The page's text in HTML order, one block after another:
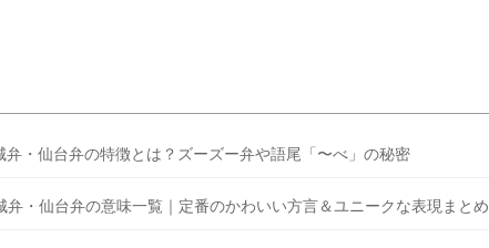
弁・仙台弁の特徴とは？ズーズー弁や語尾「〜べ」の秘密
弁・仙台弁の意味一覧｜定番のかわいい方言＆ユニークな表現まとめ